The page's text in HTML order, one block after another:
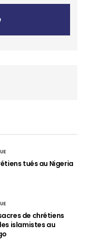
tués au Nigeria
de chrétiens
islamistes au